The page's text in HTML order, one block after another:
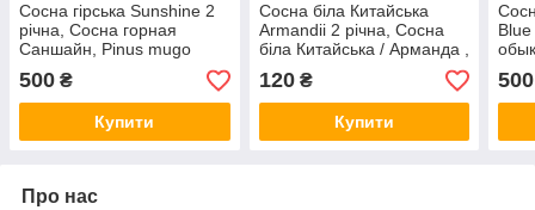
Сосна гірська Sunshine 2
річна, Сосна горная
Саншайн, Pinus mugo
Sunshine
500 ₴
Купити
Сосна біла Китайська
Аrmandii 2 річна, Сосна
біла Китайська / Арманда ,
Pinus armandii
120₴
Купити
500
Про нас